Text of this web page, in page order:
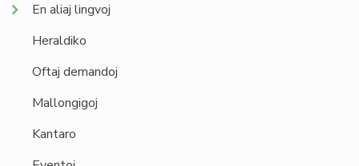
En aliaj lingvoj
Heraldiko
Oftaj demandoj
Mallongigoj
Kantaro